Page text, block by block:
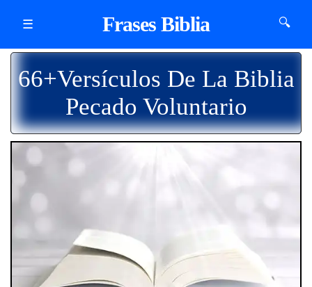
☰ Frases Biblia 🔍
66+Versículos De La Biblia
Pecado Voluntario